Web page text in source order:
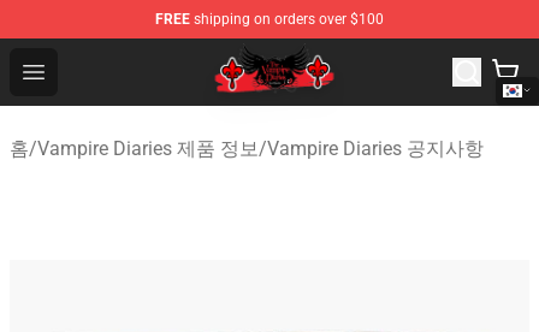
FREE shipping on orders over $100
Open menu
The Vampire Diaries Shop - Official The Vampire
홈/Vampire Diaries 제품 정보/Vampire Diaries 공지사항